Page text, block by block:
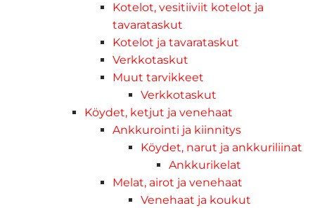
Kotelot, vesitiiviit kotelot ja
tavarataskut
Kotelot ja tavarataskut
Verkkotaskut
Muut tarvikkeet
Verkkotaskut
Köydet, ketjut ja venehaat
Ankkurointi ja kiinnitys
Köydet, narut ja ankkuriliinat
Ankkurikelat
Melat, airot ja venehaat
Venehaat ja koukut